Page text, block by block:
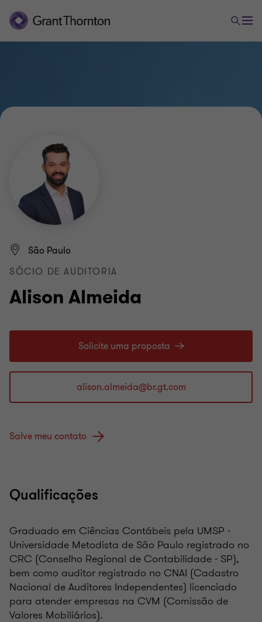
Alison Almeida
São Paulo
SÓCIO DE AUDITORIA
Solicite uma proposta
Salve meu contato
Qualificações
Graduado em Ciências Contábeis pela UMSP -
Universidade Metodista de São Paulo registrado no
CRC (Conselho Regional de Contabilidade - SP),
bem como auditor registrado no CNAI (Cadastro
Nacional de Auditores Independentes) licenciado
para atender empresas na CVM (Comissão de
Valores Mobiliários).